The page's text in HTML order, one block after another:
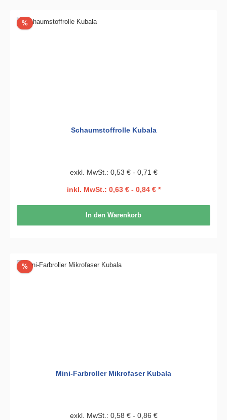
%Rabatt
Schaumstoffrolle Kubala
exkl. MwSt.: 0,53 € - 0,71 €
inkl. MwSt.: 0,63 € - 0,84 € *
In den Warenkorb
%Rabatt
Mini-Farbroller Mikrofaser Kubala
exkl. MwSt.: 0,58 € - 0,86 €